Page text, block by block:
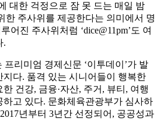
대한 걱정으로 잠 못 드는 매일 밤
한 주사위를 제공한다는 의미에서 명
어진 주사위처럼 ‘dice@11pm’도 여
.
리미엄 경제신문 ‘이투데이’가 발
다. 품격 있는 시니어들이 행복한
건강, 금융·자산, 주거, 뷰티, 여행
고 있다. 문화체육관광부가 심사하
년부터 3년간 선정되어, 공공성과